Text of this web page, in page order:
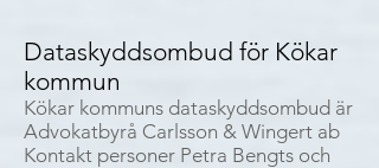
Dataskyddsombud för Kökar
kommun
Kökar kommuns dataskyddsombud är
Advokatbyrå Carlsson & Wingert ab
Kontakt personer Petra Bengts och